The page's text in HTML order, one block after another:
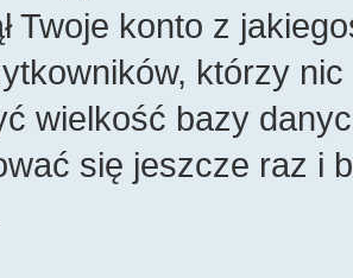
Twoje konto z
którzy
wielkość bazy
się jeszcze raz i